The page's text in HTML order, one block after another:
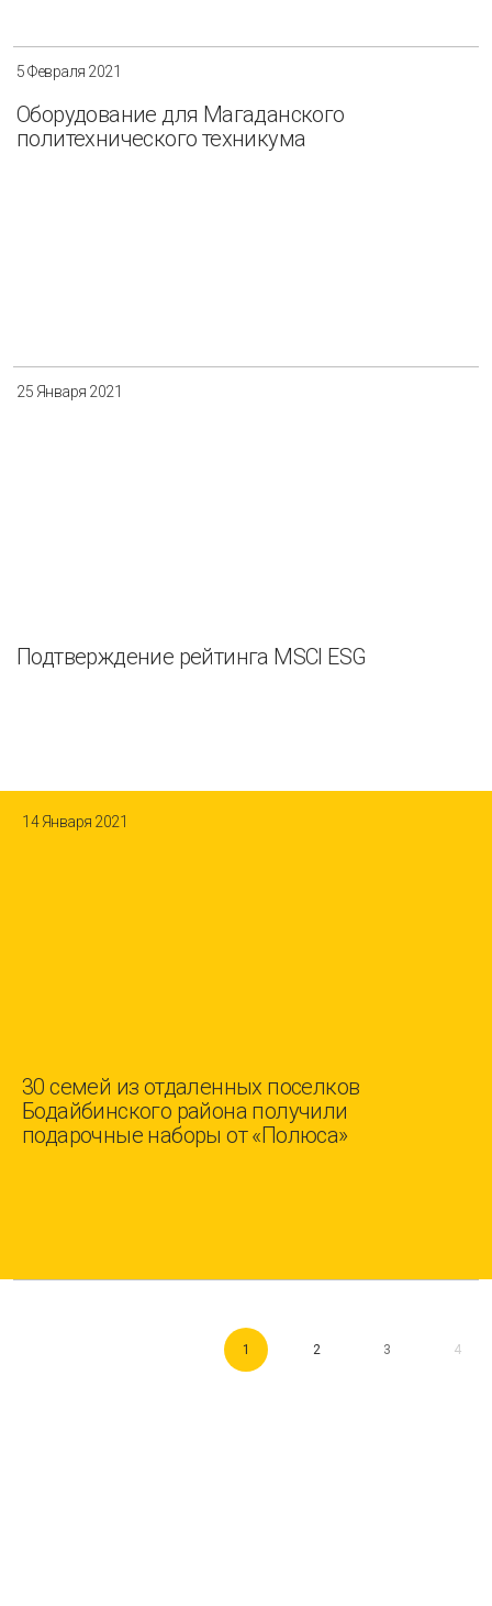
5 Февраля 2021
Оборудование для Магаданского
политехнического техникума
25 Января 2021
Подтверждение рейтинга MSCI ESG
14 Января 2021
30 семей из отдаленных поселков
Бодайбинского района получили
подарочные наборы от «Полюса»
1 2 3 4